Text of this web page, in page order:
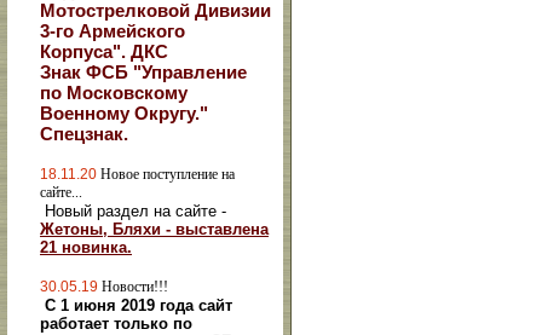
Мотострелковой Дивизии
3-го Армейского
Корпуса". ДКС
Знак ФСБ "Управление
по Московскому
Военному Округу."
Спецзнак.
18.11.20 Новое поступление на
сайте...
Новый раздел на сайте -
Жетоны, Бляхи - выставлена
21 новинка.
30.05.19 Новости!!!
С 1 июня 2019 года сайт
работает только по